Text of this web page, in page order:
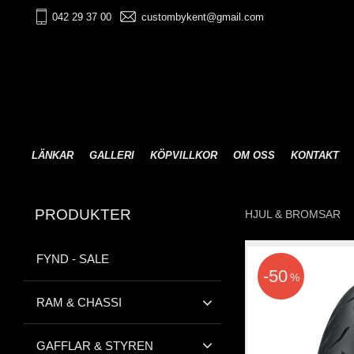
042 29 37 00 custombykent@gmail.com
LÄNKAR GALLERI KÖPVILLKOR OM OSS KONTAKT
HJUL & BROMSAR
50 %
PRODUKTER
FYND - SALE
RAM & CHASSI
GAFFLAR & STYREN